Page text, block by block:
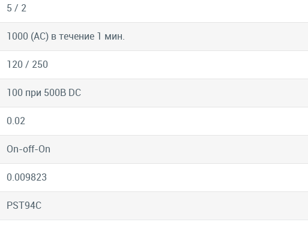
5 / 2
1000 (АС) в течение 1 мин.
120 / 250
100 при 500В DC
0.02
On-off-On
0.009823
PST94C